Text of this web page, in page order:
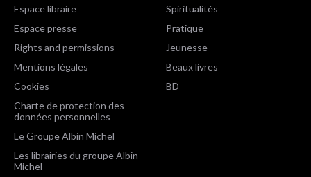
Espace libraire
Espace presse
Rights and permissions
Mentions légales
Cookies
Charte de protection des
données personnelles
Le Groupe Albin Michel
Les librairies du groupe Albin
Michel
Spiritualités
Pratique
Jeunesse
Beaux livres
BD